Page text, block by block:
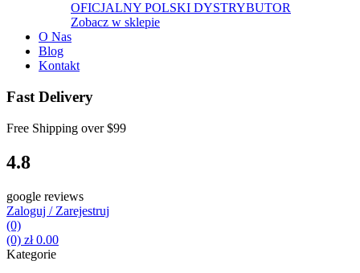
OFICJALNY POLSKI DYSTRYBUTOR
Zobacz w sklepie
O Nas
Blog
Kontakt
Fast Delivery
Free Shipping over$99
4.8
google reviews
Zaloguj / Zarejestruj
(0)
(0) zł0.00
Kategorie